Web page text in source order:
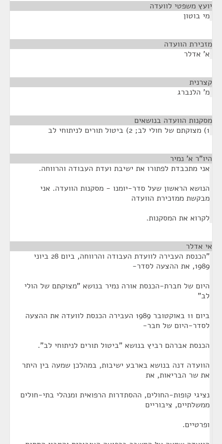
יועץ משפטי לוועדה
מי בוטון
מזכירת הוועדה
א' אדלר
קצרנית
מ' הלנברג
מסקנות הוועדה בנושאים
1) מצוקתם של חולי לב; 2) ביטול תורים לניתוחי לב
היו"ר א' נמיר
אני מתכבדת לפתורו את ישיבת ועדת העבודה והרווחה.
הנושא הראשון שעל סדר-יומנו - מסקנות הוועדה. אני
מבקשת ממזכירת הוועדה
לקרוא את המסקנות.
אי אדלר
"הכנסת העבירה לוועדת העבודה והרווחה, ביום 28 ביוני
1989, את ההצעה לסדר-
היום של חברת-הכנסת אורה נמיר בנושא "מצוקתם של הולי
לב"
ביום 11 באוקטובר 1989 העבירה הכנסת לוועדה את ההצעה
לסדר-היום של חבר-
הכנסת אברהם רביץ בנושא "ביטול תורים לניתוחי לב".
הוועדה דנה בנושא בארבע ישיבות, במהלכן שמעה בין היתר
את שר הבריאות, את
נציגי קופות-החולים, ההסתדרות הרפואית ומנהלי בתי-חולים
ממשלתיים, ציבוריים
ופרטיים.